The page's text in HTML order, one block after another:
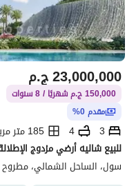
ج.م23,000,000
150,000 ج.م شهريًا / 8 سنوات
مقدم 0%
3
4
185 متر مربع
سول، الساحل الشمالي، مطروح